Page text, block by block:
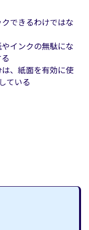
できるわけではな
インクの無駄にな
、紙面を有効に使
ている